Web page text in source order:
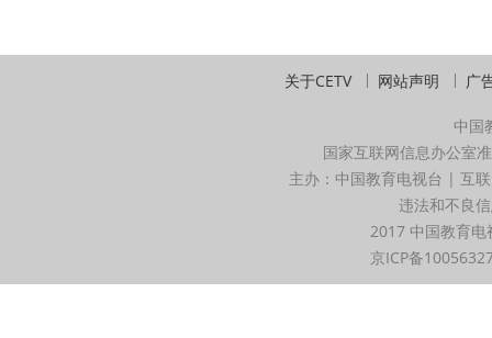
关于CETV 网站声明 广
中国
国家互联网信息办公室
主办：中国教育电视台 | 互
违法和不良
2017 中国教育
京ICP备